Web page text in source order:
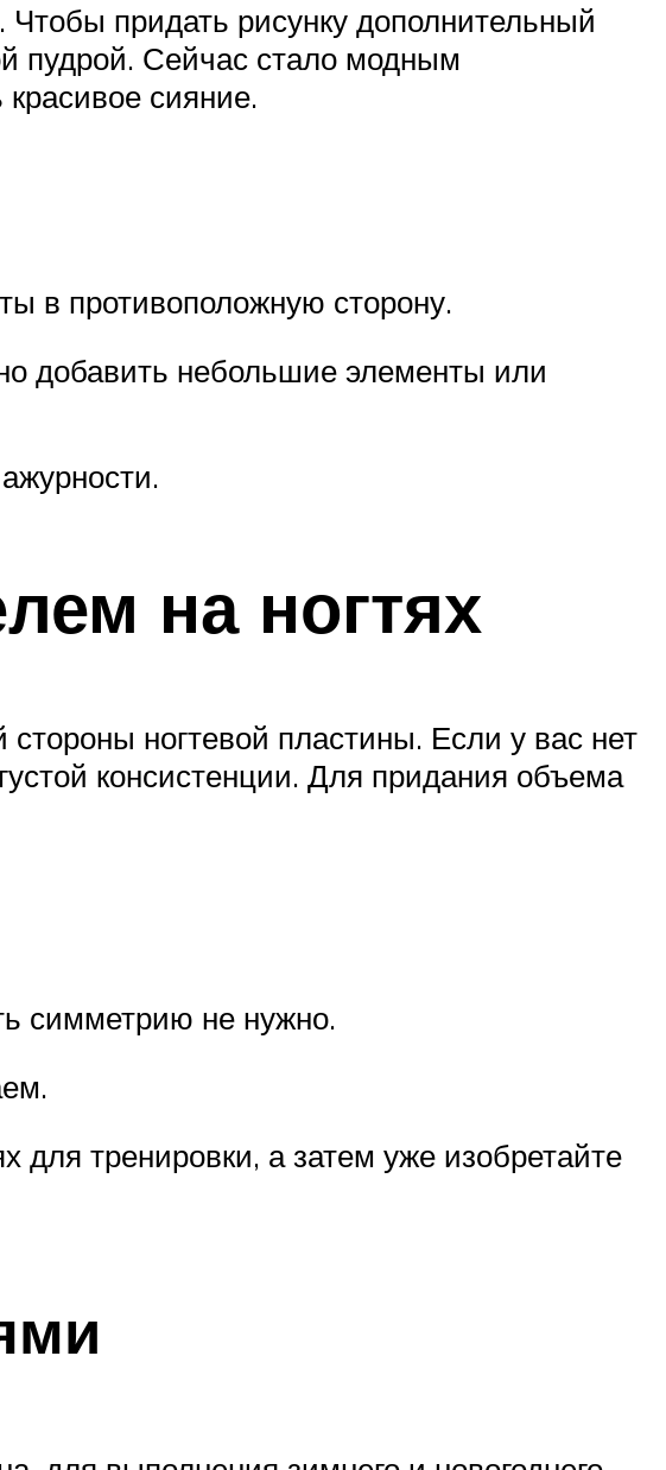
Чтобы придать рисунку дополнительный
пудрой. Сейчас стало модным
сияние.
в противоположную сторону.
добавить небольшие элементы или
на ногтях
ногтевой пластины. Если у вас нет
консистенции. Для придания объема
симметрию не нужно.
для тренировки, а затем уже изобретайте